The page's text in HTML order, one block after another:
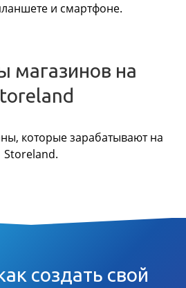
и смартфоне.
магазинов на
которые зарабатывают на
Storeland.
создать свой